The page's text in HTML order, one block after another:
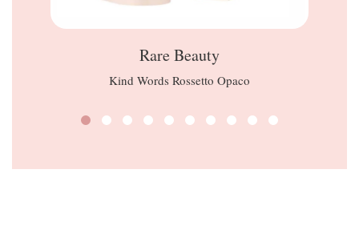
Rare Beauty
Kind Words Rossetto Opaco